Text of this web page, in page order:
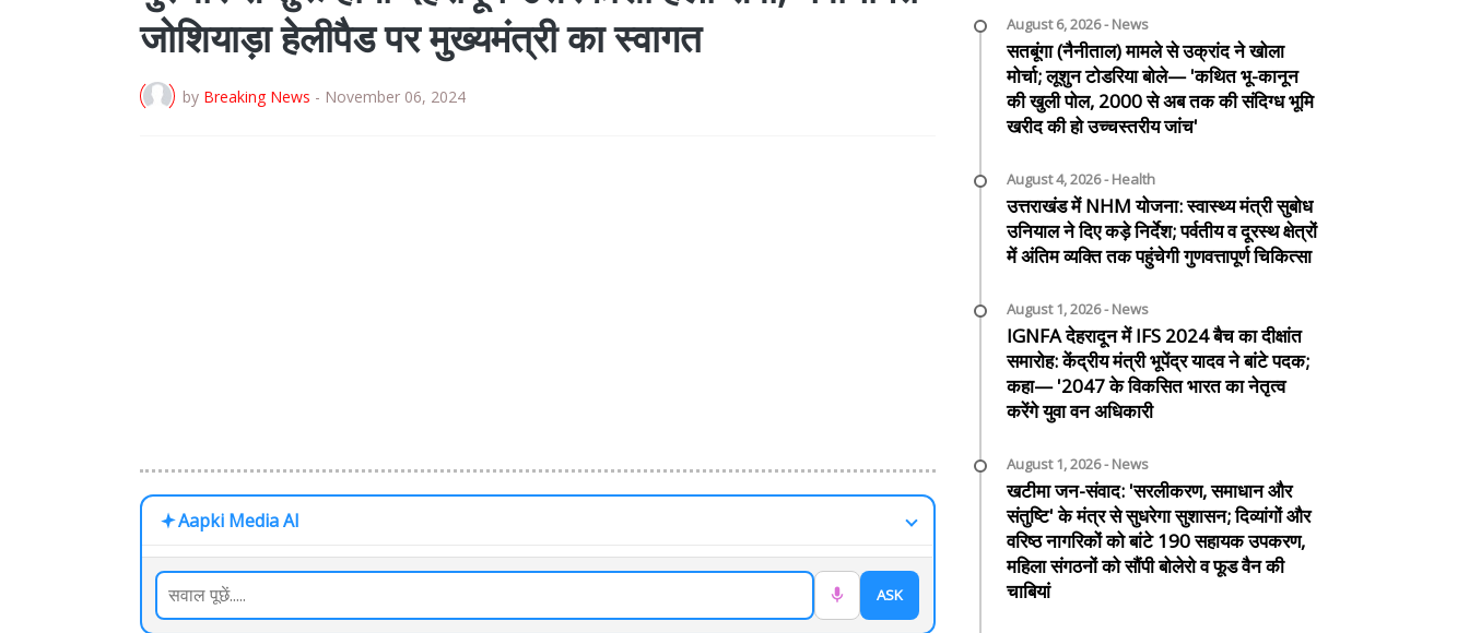
जोशियाड़ा हेलीपैड पर मुख्यमंत्री का स्वागत
by Breaking News - November 06, 2024
Aapki Media AI
ASK
August 6, 2026 - News
सतबूंगा (नैनीताल) मामले से उक्रांद ने खोला
मोर्चा; लूशुन टोडरिया बोले— 'कथित भू-कानून
की खुली पोल, 2000 से अब तक की संदिग्ध भूमि
खरीद की हो उच्चस्तरीय जांच'
August 4, 2026 - Health
उत्तराखंड में NHM योजना: स्वास्थ्य मंत्री सुबोध
उनियाल ने दिए कड़े निर्देश; पर्वतीय व दूरस्थ क्षेत्रों
में अंतिम व्यक्ति तक पहुंचेगी गुणवत्तापूर्ण चिकित्सा
August 1, 2026 - News
IGNFA देहरादून में IFS 2024 बैच का दीक्षांत
समारोह: केंद्रीय मंत्री भूपेंद्र यादव ने बांटे पदक;
कहा— '2047 के विकसित भारत का नेतृत्व
करेंगे युवा वन अधिकारी
August 1, 2026 - News
खटीमा जन-संवाद: 'सरलीकरण, समाधान और
संतुष्टि' के मंत्र से सुधरेगा सुशासन; दिव्यांगों और
वरिष्ठ नागरिकों को बांटे 190 सहायक उपकरण,
महिला संगठनों को सौंपी बोलेरो व फूड वैन की
चाबियां